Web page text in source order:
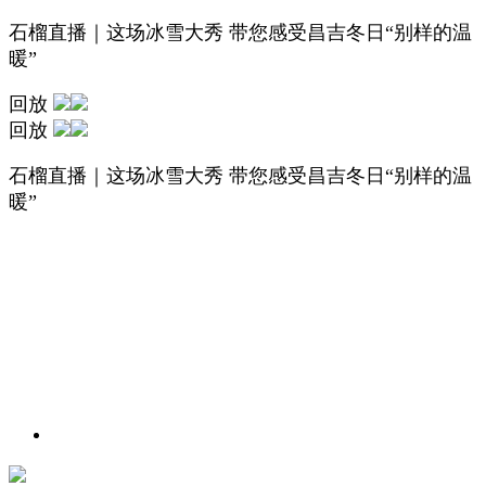
石榴直播｜这场冰雪大秀 带您感受昌吉冬日“别样的温
暖”
回放
回放
石榴直播｜这场冰雪大秀 带您感受昌吉冬日“别样的温
暖”